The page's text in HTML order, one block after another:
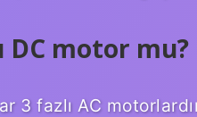
DC motor mu?
3 fazlı AC